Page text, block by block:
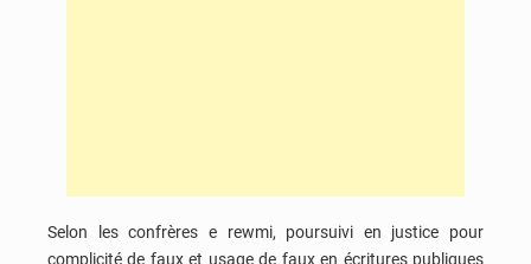
Selon les confrères e rewmi, poursuivi en justice pour
complicité de faux et usage de faux en écritures publiques